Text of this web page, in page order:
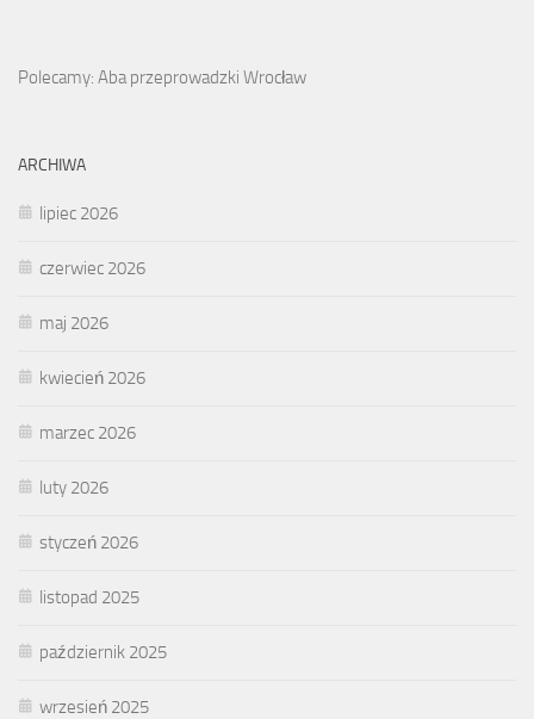
Polecamy: Aba przeprowadzki Wrocław
ARCHIWA
lipiec 2026
czerwiec 2026
maj 2026
kwiecień 2026
marzec 2026
luty 2026
styczeń 2026
listopad 2025
październik 2025
wrzesień 2025